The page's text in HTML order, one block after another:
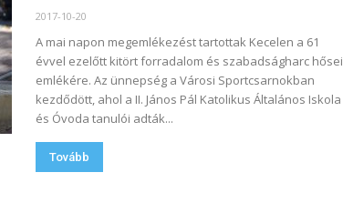
2017-10-20
A mai napon megemlékezést tartottak Kecelen a 61
évvel ezelőtt kitört forradalom és szabadságharc hősei
emlékére. Az ünnepség a Városi Sportcsarnokban
kezdődött, ahol a II. János Pál Katolikus Általános Iskola
és Óvoda tanulói adták...
Tovább